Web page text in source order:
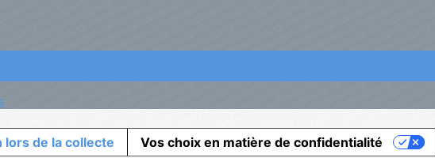
lors de la collecte Vos choix en matière de confidentialité